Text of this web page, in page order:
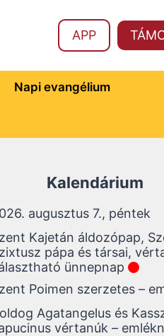
APP
Napi evangélium
Kalendárium
augusztus 7., péntek
Kajetán áldozópap,
pápa és társai,
ünnepnap
Poimen szerzetes –
Agatangelus és
vértanúk –